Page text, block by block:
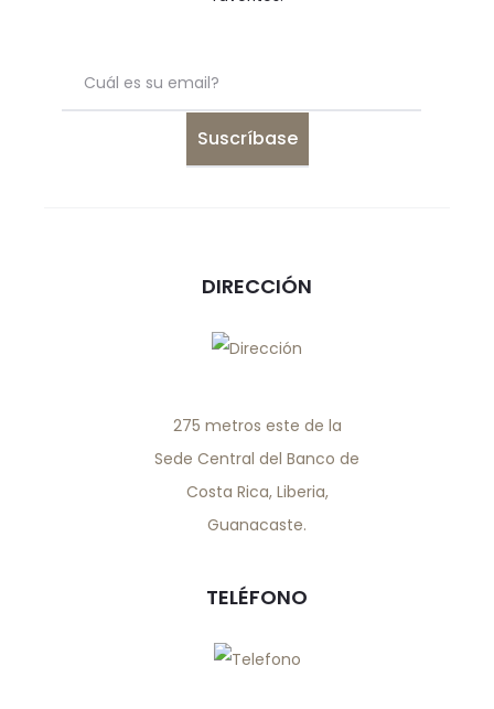
DIRECCIÓN
275 metros este de la
Sede Central del Banco de
Costa Rica, Liberia,
Guanacaste.
TELÉFONO